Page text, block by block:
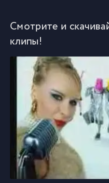
Смотрите и
клипы!